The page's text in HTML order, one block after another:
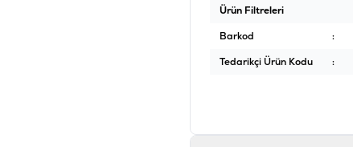
Ürün Filtreleri
Barkod
:
Tedarikçi Ürün Kodu
: